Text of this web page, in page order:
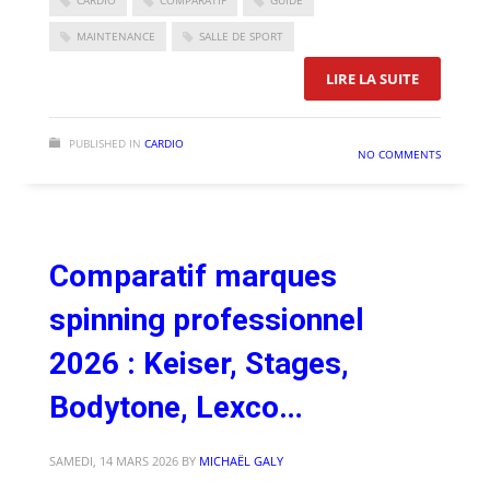
MAINTENANCE SALLE DE SPORT
LIRE LA SUITE:
PUBLISHED IN CARDIO
NO COMMENTS
Comparatif marques
spinning professionnel
2026 : Keiser, Stages,
Bodytone, Lexco…
SAMEDI, 14 MARS 2026 BY MICHAËL GALY